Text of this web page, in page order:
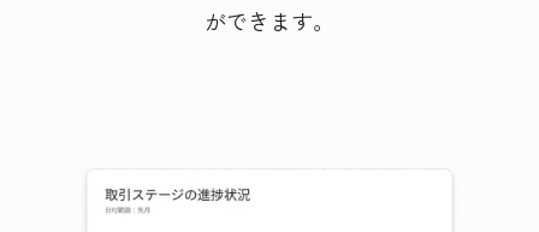
ができます。